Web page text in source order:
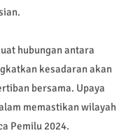
hubungan antara
kesadaran akan
bersama. Upaya
memastikan wilayah
Pemilu 2024.